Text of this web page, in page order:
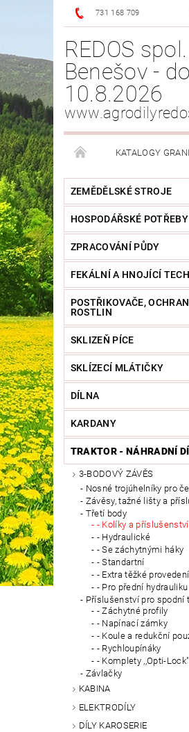
731 168 709
REDOS
Benešov -
10.8.2026
KATALOGY
ZEMĚDĚLSKÉ STROJE
HOSPODÁŘSKÉ POTŘEBY
ZPRACOVÁNÍ PŮDY
FEKÁLNÍ A HNOJÍCÍ
POSTŘIKOVAČE,
ROSTLIN
SKLIZEŇ PÍCE
SKLÍZECÍ MLÁTIČKY
DÍLNA
KARDANY
TRAKTOR - NÁHRADNÍ
3-BODOVÝ ZÁVĚS
Nosné trojúhelníky pro
Závěsy, tažné lišty a
Třetí body
- Kolíky a příslušenství
- Hydraulické
- Se záchytnými háky
- Standartní
- Extra těžké provedení
- Pro přední hydrauliku
Příslušenství pro spodní
- Záchytné profily
- Napínací zámky
- Koule a redukční
- Rychloupínáky
- Komplety ,,Opti-Lock"
Závlačky
KABINA
ELEKTRODÍLY
DÍLY KAROSERIE